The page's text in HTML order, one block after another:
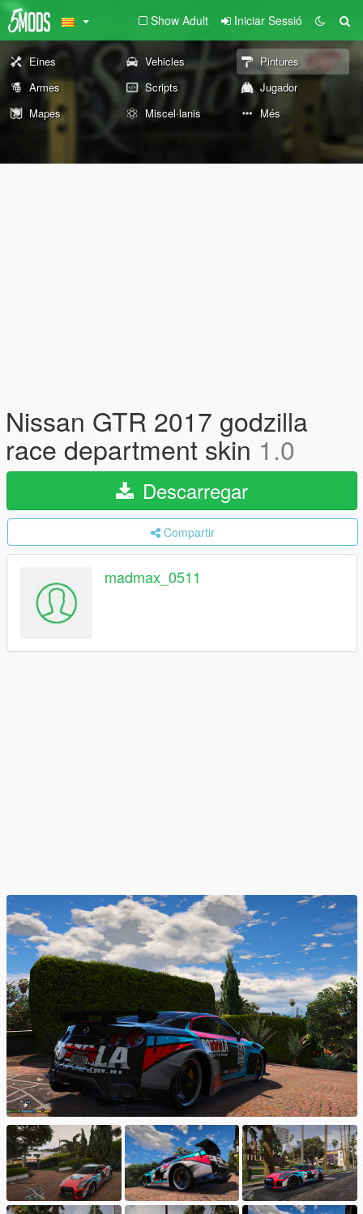
Show Adult Iniciar Sessió
Eines Vehicles
Pintures
Armes
Scripts
Jugador
Mapes
Miscel·lanis Més
Nissan GTR 2017 godzilla
race department skin 1.0
Descarregar
Compartir
madmax_0511